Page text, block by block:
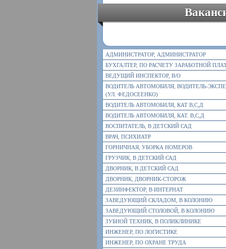
АДМИНИСТРАТОР, АДМИНИСТРАТОР
БУХГАЛТЕР, ПО РАСЧЕТУ ЗАРАБОТНОЙ
ВЕДУЩИЙ ИНСПЕКТОР, В/О
ВОДИТЕЛЬ АВТОМОБИЛЯ, ВОДИТЕЛЬ-
(УЛ. ФЕДОСЕЕНКО)
ВОДИТЕЛЬ АВТОМОБИЛЯ, КАТ В,С,Д
ВОДИТЕЛЬ АВТОМОБИЛЯ, КАТ. В,С,Д
ВОСПИТАТЕЛЬ, В ДЕТСКИЙ САД
ВРАЧ, ПСИХИАТР
ГОРНИЧНАЯ, УБОРКА НОМЕРОВ
ГРУЗЧИК, В ДЕТСКИЙ САД
ДВОРНИК, В ДЕТСКИЙ САД
ДВОРНИК, ДВОРНИК-СТОРОЖ
ДЕЗИНФЕКТОР, В ИНТЕРНАТ
ЗАВЕДУЮЩИЙ СКЛАДОМ, В КОЛОНИЮ
ЗАВЕДУЮЩИЙ СТОЛОВОЙ, В КОЛОНИЮ
ЗУБНОЙ ТЕХНИК, В ПОЛИКЛИНИКЕ
ИНЖЕНЕР, ПО ЛОГИСТИКЕ
ИНЖЕНЕР, ПО ОХРАНЕ ТРУДА